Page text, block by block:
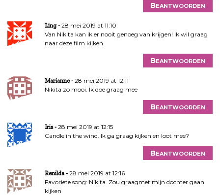
Beantwoorden
Ling
28 mei 2019 at 11:10
Van Nikita kan ik er nooit genoeg van krijgen! Ik wil graag
naar deze film kijken.
Beantwoorden
Marianne
28 mei 2019 at 12:11
Nikita zo mooi. Ik doe graag mee
Beantwoorden
Iris
28 mei 2019 at 12:15
Candle in the wind. Ik ga graag kijken en loot mee?
Beantwoorden
Renilda
28 mei 2019 at 12:16
Favoriete song: Nikita. Zou graagmet mijn dochter gaan
kijken